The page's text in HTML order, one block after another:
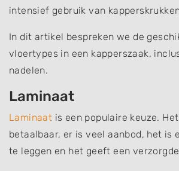
intensief gebruik van
In dit artikel bespreken we de
vloertypes in een kapperszaak,
nadelen.
Laminaat
Laminaat is een populaire keuze.
betaalbaar, er is veel aanbod, het is
te leggen en het geeft een